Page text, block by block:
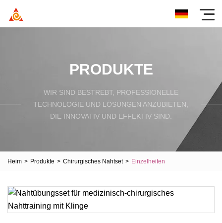
PRODUKTE
WIR SIND BESTREBT, PROFESSIONELLE
TECHNOLOGIE UND LÖSUNGEN ANZUBIETEN,
DIE INNOVATIV UND EFFEKTIV SIND.
Heim > Produkte > Chirurgisches Nahtset > Einzelheiten